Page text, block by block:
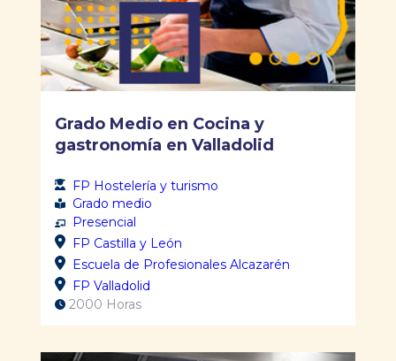
Grado Medio en Cocina y
gastronomía en Valladolid
FP Hostelería y turismo
Grado medio
Presencial
FP Castilla y León
Escuela de Profesionales Alcazarén
FP Valladolid
2000 Horas